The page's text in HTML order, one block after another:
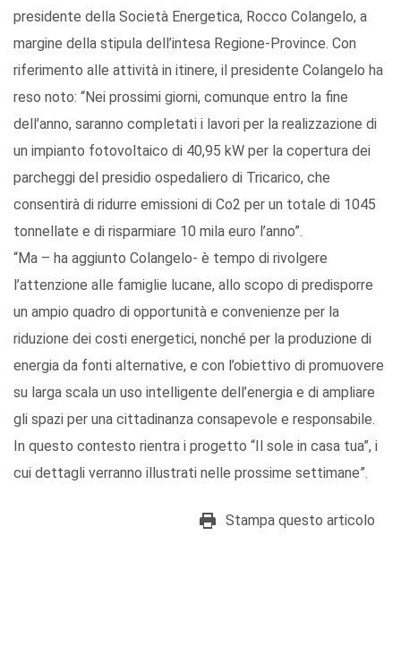
presidente della Società Energetica, Rocco Colangelo, a
margine della stipula dell’intesa Regione-Province. Con
riferimento alle attività in itinere, il presidente Colangelo ha
reso noto: “Nei prossimi giorni, comunque entro la fine
dell’anno, saranno completati i lavori per la realizzazione di
un impianto fotovoltaico di 40,95 kW per la copertura dei
parcheggi del presidio ospedaliero di Tricarico, che
consentirà di ridurre emissioni di Co2 per un totale di 1045
tonnellate e di risparmiare 10 mila euro l’anno”.
“Ma – ha aggiunto Colangelo- è tempo di rivolgere
l’attenzione alle famiglie lucane, allo scopo di predisporre
un ampio quadro di opportunità e convenienze per la
riduzione dei costi energetici, nonché per la produzione di
energia da fonti alternative, e con l’obiettivo di promuovere
su larga scala un uso intelligente dell’energia e di ampliare
gli spazi per una cittadinanza consapevole e responsabile.
In questo contesto rientra i progetto “Il sole in casa tua”, i
cui dettagli verranno illustrati nelle prossime settimane”.
Stampa questo articolo